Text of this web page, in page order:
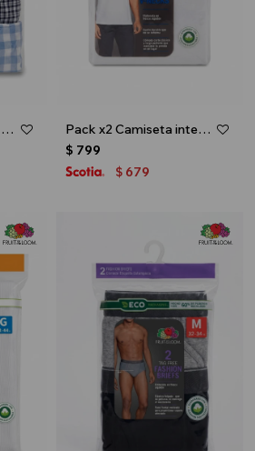
Pack x3 Boxer de tela para caballero - Multicolor
Pack x2 Camiseta interior escote V - caballero - Blanco
$ 799
$ 679